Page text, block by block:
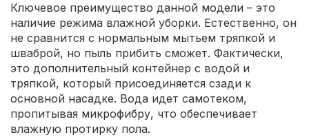
Ключевое преимущество данной модели – это
наличие режима влажной уборки. Естественно, он
не сравнится с нормальным мытьем тряпкой и
шваброй, но пыль прибить сможет. Фактически,
это дополнительный контейнер с водой и
тряпкой, который присоединяется сзади к
основной насадке. Вода идет самотеком,
пропитывая микрофибру, что обеспечивает
влажную протирку пола.